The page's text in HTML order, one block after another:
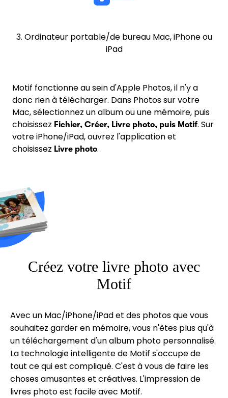
3. Ordinateur portable/de bureau Mac, iPhone ou
iPad
Motif fonctionne au sein d'Apple Photos, il n'y a
donc rien à télécharger. Dans Photos sur votre
Mac, sélectionnez un album ou une mémoire, puis
choisissez Fichier, Créer, Livre photo, puis Motif. Sur
votre iPhone/iPad, ouvrez l'application et
choisissez Livre photo.
Créez votre livre photo avec
Motif
Avec un Mac/iPhone/iPad et des photos que vous
souhaitez garder en mémoire, vous n'êtes plus qu'à
un téléchargement d'un album photo personnalisé.
La technologie intelligente de Motif s'occupe de
tout ce qui est compliqué. C'est à vous de faire les
choses amusantes et créatives. L'impression de
livres photo est facile avec Motif.